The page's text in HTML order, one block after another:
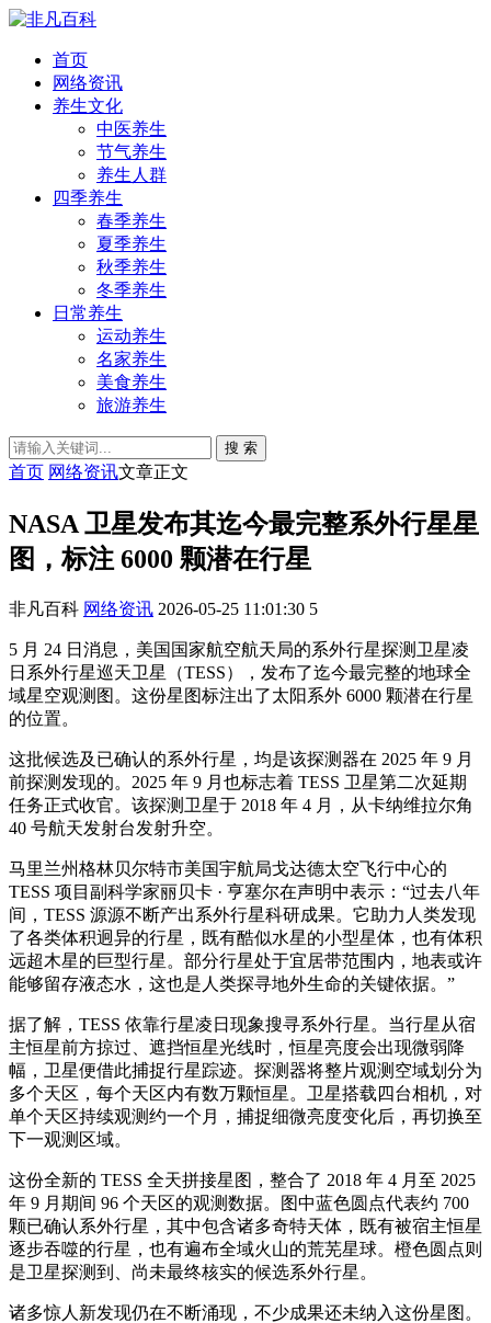
首页
网络资讯
养生文化
中医养生
节气养生
养生人群
四季养生
春季养生
夏季养生
秋季养生
冬季养生
日常养生
运动养生
名家养生
美食养生
旅游养生
搜 索
首页 网络资讯文章正文
NASA 卫星发布其迄今最完整系外行星星
图，标注 6000 颗潜在行星
非凡百科 网络资讯 2026-05-25 11:01:30 5
5 月 24 日消息，美国国家航空航天局的系外行星探测卫星凌
日系外行星巡天卫星（TESS），发布了迄今最完整的地球全
域星空观测图。这份星图标注出了太阳系外 6000 颗潜在行星
的位置。
这批候选及已确认的系外行星，均是该探测器在 2025 年 9 月
前探测发现的。2025 年 9 月也标志着 TESS 卫星第二次延期
任务正式收官。该探测卫星于 2018 年 4 月，从卡纳维拉尔角
40 号航天发射台发射升空。
马里兰州格林贝尔特市美国宇航局戈达德太空飞行中心的
TESS 项目副科学家丽贝卡 · 亨塞尔在声明中表示：“过去八年
间，TESS 源源不断产出系外行星科研成果。它助力人类发现
了各类体积迥异的行星，既有酷似水星的小型星体，也有体积
远超木星的巨型行星。部分行星处于宜居带范围内，地表或许
能够留存液态水，这也是人类探寻地外生命的关键依据。”
据了解，TESS 依靠行星凌日现象搜寻系外行星。当行星从宿
主恒星前方掠过、遮挡恒星光线时，恒星亮度会出现微弱降
幅，卫星便借此捕捉行星踪迹。探测器将整片观测空域划分为
多个天区，每个天区内有数万颗恒星。卫星搭载四台相机，对
单个天区持续观测约一个月，捕捉细微亮度变化后，再切换至
下一观测区域。
这份全新的 TESS 全天拼接星图，整合了 2018 年 4 月至 2025
年 9 月期间 96 个天区的观测数据。图中蓝色圆点代表约 700
颗已确认系外行星，其中包含诸多奇特天体，既有被宿主恒星
逐步吞噬的行星，也有遍布全域火山的荒芜星球。橙色圆点则
是卫星探测到、尚未最终核实的候选系外行星。
诸多惊人新发现仍在不断涌现，不少成果还未纳入这份星图。